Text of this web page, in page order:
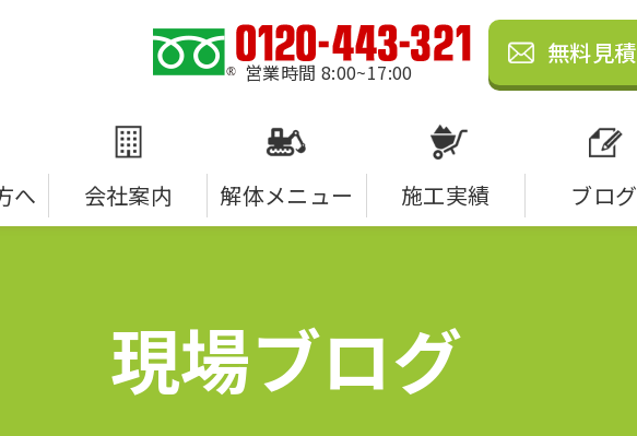
営業時間 8:00~17:00
無料見積
へ 会社案内 解体メニュー 施工実績 ブログ
現場ブログ